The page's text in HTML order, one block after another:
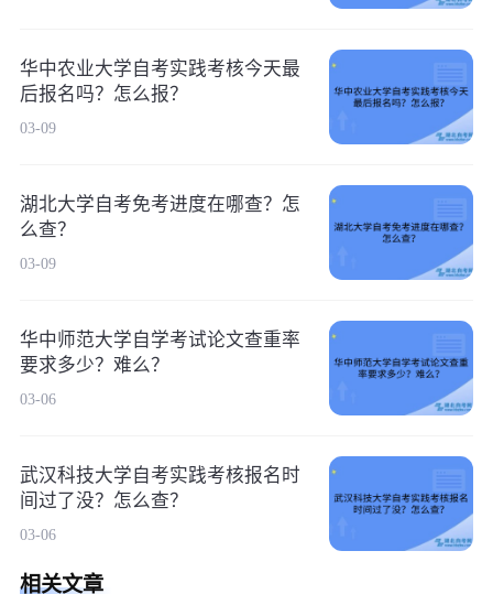
华中农业大学自考实践考核今天最
后报名吗？怎么报？
03-09
湖北大学自考免考进度在哪查？怎
么查？
03-09
华中师范大学自学考试论文查重率
要求多少？难么？
03-06
武汉科技大学自考实践考核报名时
间过了没？怎么查？
03-06
相关文章